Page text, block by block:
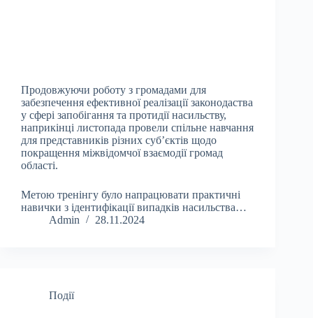
Продовжуючи роботу з громадами для
забезпечення ефективної реалізації законодаства
у сфері запобігання та протидії насильству,
наприкінці листопада провели спільне навчання
для представників різних суб’єктів щодо
покращення міжвідомчої взаємодії громад
області.
Метою тренінгу було напрацювати практичні
навички з ідентифікації випадків насильства…
Admin
28.11.2024
Події